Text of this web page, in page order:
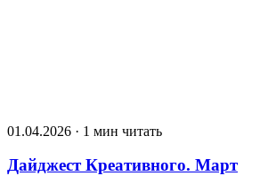
01.04.2026 · 1 мин читать
Дайджест Креативного. Март